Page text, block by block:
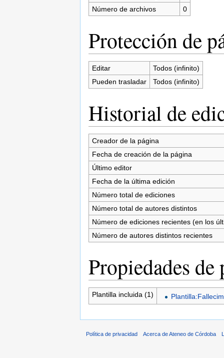
Número de archivos
0
Protección de
Editar
Todos (infinito)
Pueden trasladar
Todos (infinito)
Historial de
Creador de la página
Fecha de creación de la página
Último editor
Fecha de la última edición
Número total de ediciones
Número total de autores distintos
Número de ediciones recientes (en los
Número de autores distintos recientes
Propiedades de
Plantilla incluida (1)
Política de privacidad Acerca de Ateneo de Córdoba